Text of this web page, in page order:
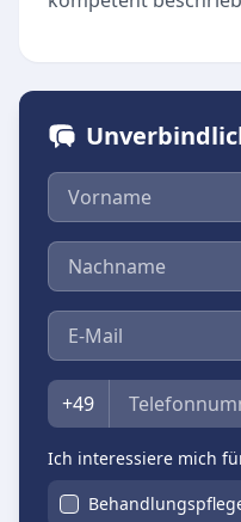
Vorname
Nachname
E-Mail
Telefon
+49
Ich interessiere mich